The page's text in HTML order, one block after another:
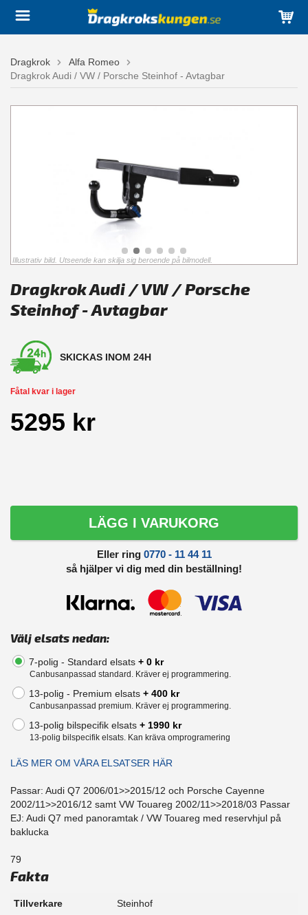
Dragkrok
Alfa Romeo
Dragkrok Audi / VW / Porsche Steinhof - Avtagbar
Illustrativ bild. Utseende kan skilja sig beroende på bilmodell.
Dragkrok Audi / VW / Porsche
Steinhof - Avtagbar
SKICKAS INOM 24H
Fåtal kvar i lager
5295 kr
LÄGG I VARUKORG
Eller ring 0770 - 11 44 11
så hjälper vi dig med din beställning!
Välj elsats nedan:
7-polig - Standard elsats + 0 kr
Canbusanpassad standard. Kräver ej programmering.
13-polig - Premium elsats + 400 kr
Canbusanpassad premium. Kräver ej programmering.
13-polig bilspecifik elsats + 1990 kr
13-polig bilspecifik elsats. Kan kräva omprogramering
LÄS MER OM VÅRA ELSATSER HÄR
Passar: Audi Q7 2006/01>>2015/12 och Porsche Cayenne
2002/11>>2016/12 samt VW Touareg 2002/11>>2018/03 Passar
EJ: Audi Q7 med panoramtak / VW Touareg med reservhjul på
baklucka
79
Fakta
Tillverkare
Steinhof